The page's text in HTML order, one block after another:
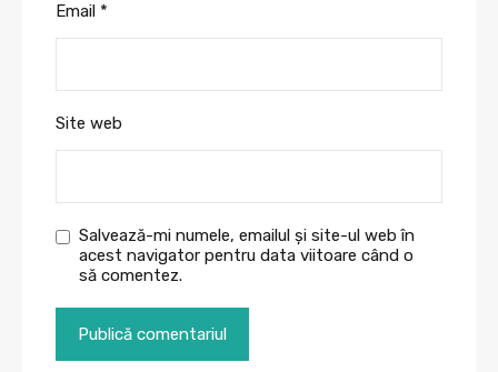
Email *
Site web
Salvează-mi numele, emailul și site-ul web în
acest navigator pentru data viitoare când o
să comentez.